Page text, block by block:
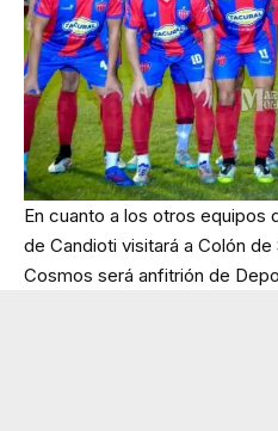
En cuanto a los otros equipos
de Candioti visitará a Colón
Cosmos será anfitrión de